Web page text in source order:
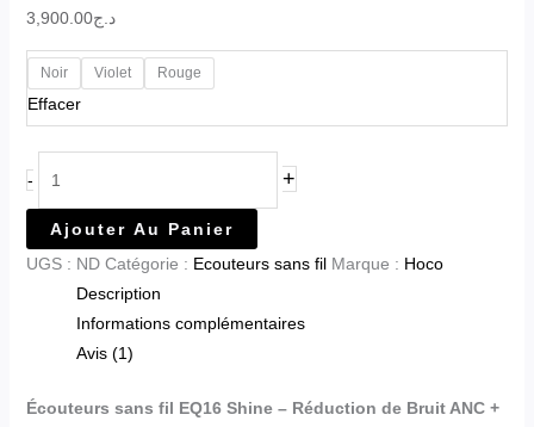
د.ج3,900.00
Noir Violet Rouge
Effacer
- +
Ajouter Au Panier
UGS : ND Catégorie : Ecouteurs sans fil Marque : Hoco
Description
Informations complémentaires
Avis (1)
Écouteurs sans fil EQ16 Shine – Réduction de Bruit ANC +